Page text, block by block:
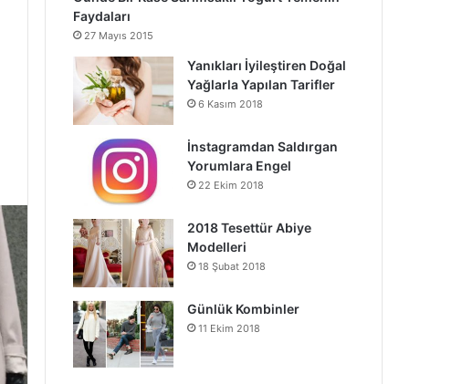
Faydaları
27 Mayıs 2015
Yanıkları İyileştiren Doğal
Yağlarla Yapılan Tarifler
6 Kasım 2018
İnstagramdan Saldırgan
Yorumlara Engel
22 Ekim 2018
2018 Tesettür Abiye
Modelleri
18 Şubat 2018
Günlük Kombinler
11 Ekim 2018